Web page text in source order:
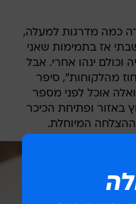
כמה מדרגות למעלה,
אז בתמימות שאני
וכולם ינהו אחרי. אבל
מהלקוחות", סיפר
אוכל לפני מספר
באזור ופתיחת הכיכר
ההצלחה המיוחלת.